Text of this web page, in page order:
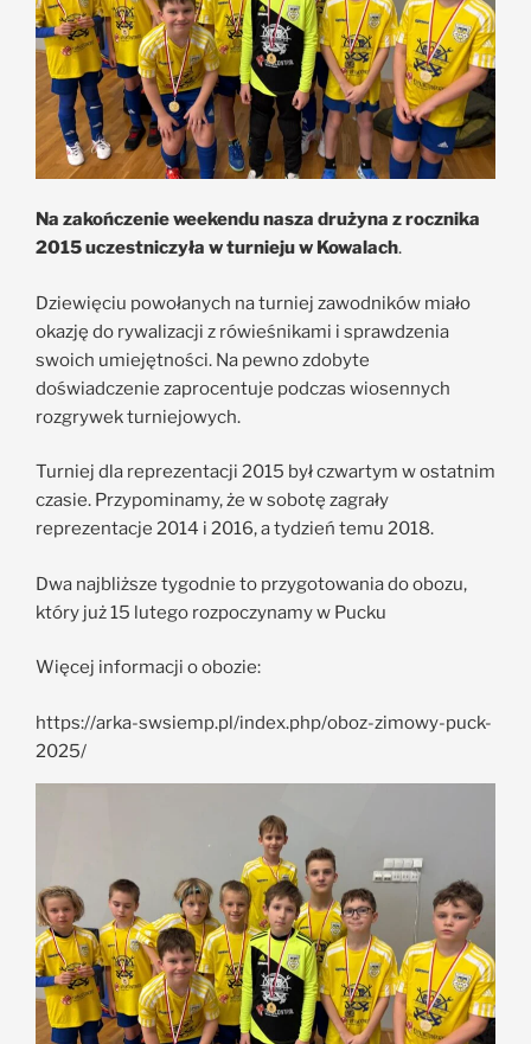
Na zakończenie weekendu nasza drużyna z rocznika
2015 uczestniczyła w turnieju w Kowalach.
Dziewięciu powołanych na turniej zawodników miało
okazję do rywalizacji z rówieśnikami i sprawdzenia
swoich umiejętności. Na pewno zdobyte
doświadczenie zaprocentuje podczas wiosennych
rozgrywek turniejowych.
Turniej dla reprezentacji 2015 był czwartym w ostatnim
czasie. Przypominamy, że w sobotę zagrały
reprezentacje 2014 i 2016, a tydzień temu 2018.
Dwa najbliższe tygodnie to przygotowania do obozu,
który już 15 lutego rozpoczynamy w Pucku
Więcej informacji o obozie:
https://arka-swsiemp.pl/index.php/oboz-zimowy-puck-
2025/